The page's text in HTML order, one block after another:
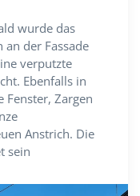
wurde das
der Fassade
verputzte
Ebenfalls in
Fenster, Zargen
Anstrich. Die
sein